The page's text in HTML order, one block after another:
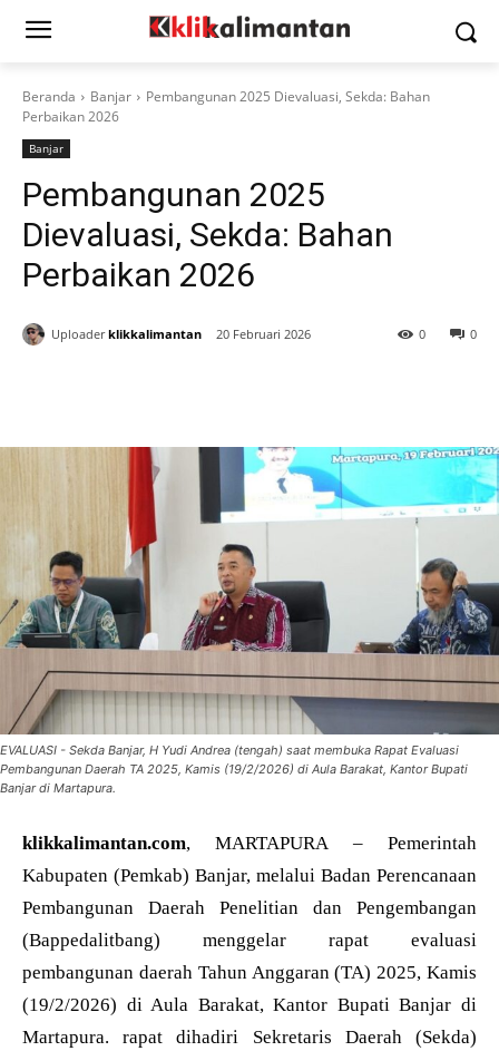
Beranda Banjar
Pembangunan 2025 Dievaluasi, Sekda: Bahan
Perbaikan 2026
Banjar
Pembangunan 2025
Dievaluasi, Sekda: Bahan
Perbaikan 2026
Uploader klikkalimantan 20 Februari 2026 0
0
EVALUASI - Sekda Banjar, H Yudi Andrea (tengah) saat membuka Rapat Evaluasi
Pembangunan Daerah TA 2025, Kamis (19/2/2026) di Aula Barakat, Kantor Bupati
Banjar di Martapura.
klikkalimantan.com, MARTAPURA – Pemerintah
Kabupaten (Pemkab) Banjar, melalui Badan Perencanaan
Pembangunan Daerah Penelitian dan Pengembangan
(Bappedalitbang) menggelar rapat evaluasi
pembangunan daerah Tahun Anggaran (TA) 2025, Kamis
(19/2/2026) di Aula Barakat, Kantor Bupati Banjar di
Martapura. rapat dihadiri Sekretaris Daerah (Sekda)